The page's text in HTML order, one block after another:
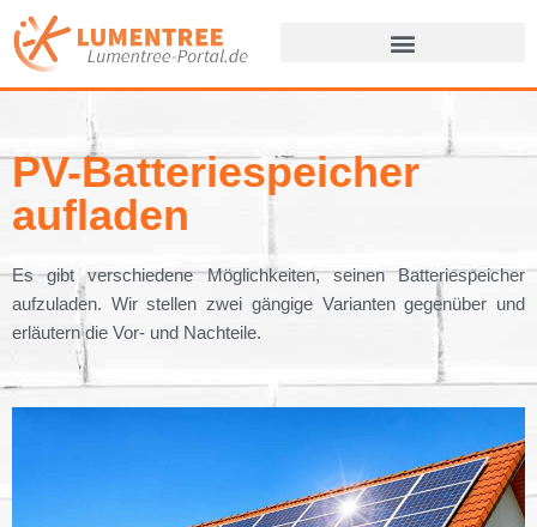
Zum
Inhalt
PV-Batteriespeicher
aufladen
Es gibt verschiedene Möglichkeiten, seinen Batteriespeicher
aufzuladen. Wir stellen zwei gängige Varianten gegenüber und
erläutern die Vor- und Nachteile.